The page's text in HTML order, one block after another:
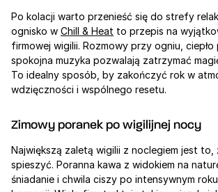
Po kolacji warto przenieść się do strefy
ognisko w Chill & Heat to przepis na
firmowej wigilii. Rozmowy przy ogniu,
spokojna muzyka pozwalają zatrzymać
To idealny sposób, by zakończyć rok w
wdzięczności i wspólnego resetu.
Zimowy poranek po wigilijnej nocy
Największą zaletą wigilii z noclegiem jest
spieszyć. Poranna kawa z widokiem na
śniadanie i chwila ciszy po intensywnym